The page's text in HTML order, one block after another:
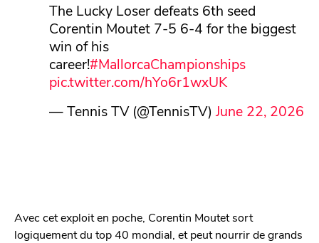
The Lucky Loser defeats 6th seed
Corentin Moutet 7-5 6-4 for the biggest
win of his
career!#MallorcaChampionships
pic.twitter.com/hYo6r1wxUK
— Tennis TV (@TennisTV) June 22, 2026
Avec cet exploit en poche, Corentin Moutet sort
logiquement du top 40 mondial, et peut nourrir de grands